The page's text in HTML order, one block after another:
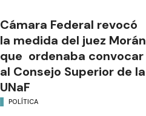
Cámara Federal revocó
la medida del juez Morán
que ordenaba convocar
al Consejo Superior de la
UNaF
POLÍTICA